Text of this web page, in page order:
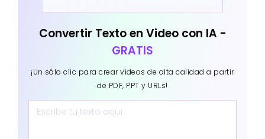
Convertir Texto en Video con IA -
GRATIS
¡Un sólo clic para crear videos de alta calidad a partir
de PDF, PPT y URLs!